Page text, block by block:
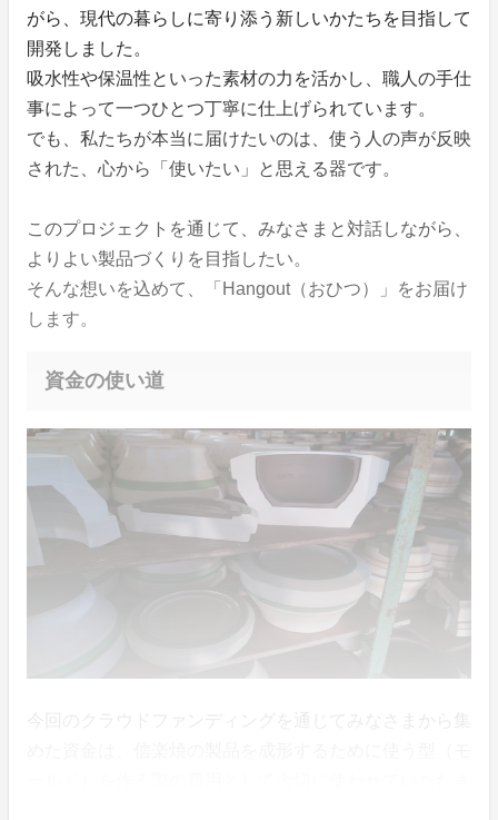
がら、現代の暮らしに寄り添う新しいかたちを目指して
開発しました。
吸水性や保温性といった素材の力を活かし、職人の手仕
事によって一つひとつ丁寧に仕上げられています。
でも、私たちが本当に届けたいのは、使う人の声が反映
された、心から「使いたい」と思える器です。
このプロジェクトを通じて、みなさまと対話しながら、
よりよい製品づくりを目指したい。
そんな想いを込めて、「Hangout（おひつ）」をお届け
します。
資金の使い道